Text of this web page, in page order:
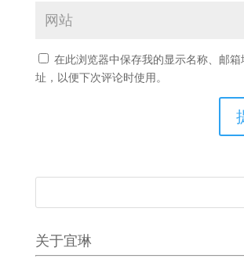
在此浏览器中保存我的显示名称、邮
址，以便下次评论时使用。
关于宜琳